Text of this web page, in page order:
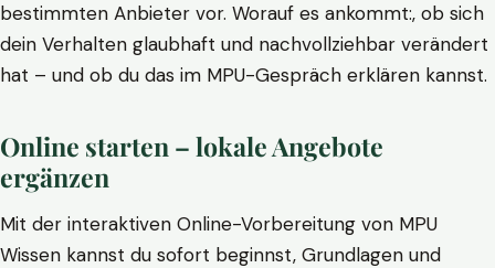
bestimmten Anbieter vor. Worauf es ankommt:, ob sich
dein Verhalten glaubhaft und nachvollziehbar verändert
hat – und ob du das im MPU-Gespräch erklären kannst.
Online starten – lokale Angebote
ergänzen
Mit der interaktiven Online-Vorbereitung von MPU
Wissen kannst du sofort beginnst, Grundlagen und